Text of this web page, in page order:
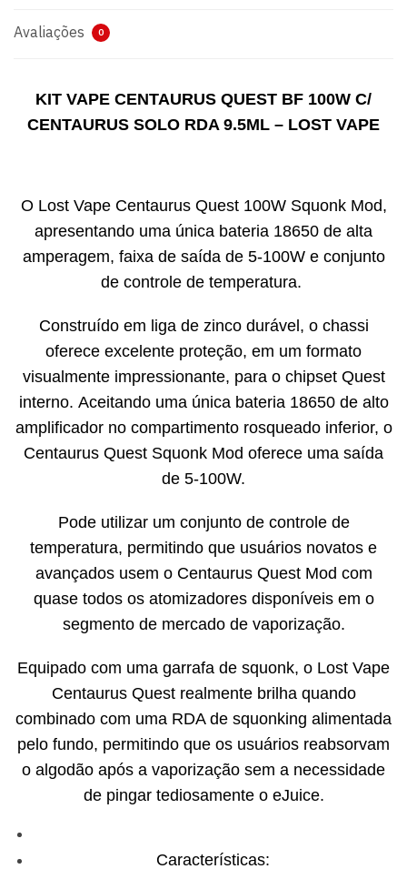
Avaliações 0
KIT VAPE CENTAURUS QUEST BF 100W C/
CENTAURUS SOLO RDA 9.5ML – LOST VAPE
O Lost Vape Centaurus Quest 100W Squonk Mod,
apresentando uma única bateria 18650 de alta
amperagem, faixa de saída de 5-100W e conjunto
de controle de temperatura.
Construído em liga de zinco durável, o chassi
oferece excelente proteção, em um formato
visualmente impressionante, para o chipset Quest
interno. Aceitando uma única bateria 18650 de alto
amplificador no compartimento rosqueado inferior, o
Centaurus Quest Squonk Mod oferece uma saída
de 5-100W.
Pode utilizar um conjunto de controle de
temperatura, permitindo que usuários novatos e
avançados usem o Centaurus Quest Mod com
quase todos os atomizadores disponíveis em o
segmento de mercado de vaporização.
Equipado com uma garrafa de squonk, o Lost Vape
Centaurus Quest realmente brilha quando
combinado com uma RDA de squonking alimentada
pelo fundo, permitindo que os usuários reabsorvam
o algodão após a vaporização sem a necessidade
de pingar tediosamente o eJuice.
Características: